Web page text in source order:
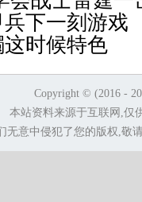
下一刻游戏
时候特色
Copyright © (2016 -
本站资料来源于互联网,仅
无意中侵犯了您的版权,敬